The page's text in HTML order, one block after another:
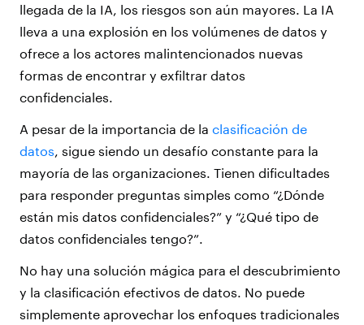
llegada de la IA, los riesgos son aún mayores. La IA
lleva a una explosión en los volúmenes de datos y
ofrece a los actores malintencionados nuevas
formas de encontrar y exfiltrar datos
confidenciales.
A pesar de la importancia de la clasificación de
datos, sigue siendo un desafío constante para la
mayoría de las organizaciones. Tienen dificultades
para responder preguntas simples como “¿Dónde
están mis datos confidenciales?” y “¿Qué tipo de
datos confidenciales tengo?”.
No hay una solución mágica para el descubrimiento
y la clasificación efectivos de datos. No puede
simplemente aprovechar los enfoques tradicionales